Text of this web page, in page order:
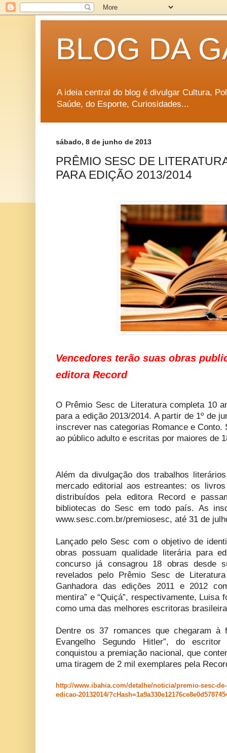
BLOG DA
A ideia central do blog é divulgar Cultura,
Saúde, do Esporte, Curiosidades...
sábado, 8 de junho de 2013
PRÊMIO SESC DE
PARA EDIÇÃO 2013/2014
Vencedores terão suas obras
editora Record
O Prêmio Sesc de Literatura completa 10
para a edição 2013/2014. A partir de 1º de
inscrever nas categorias Romance e Conto.
ao público adulto e escritas por maiores de
Além da divulgação dos trabalhos
mercado editorial aos estreantes: os
distribuídos pela editora Record e
bibliotecas do Sesc em todo país. As
www.sesc.com.br/premiosesc, até 31 de
Lançado pelo Sesc com o objetivo de
obras possuam qualidade literária para
concurso já consagrou 18 obras desde
revelados pelo Prêmio Sesc de
Ganhadora das edições 2011 e 2012
mentira” e “Quiçá”, respectivamente, Luisa
como uma das melhores escritoras
Dentre os 37 romances que chegaram à
Evangelho Segundo Hitler”, do escritor
conquistou a premiação nacional, que
uma tiragem de 2 mil exemplares pela
http://www.ibahia.com/detalhe/noticia/premio-sesc-
edicao-20132014/